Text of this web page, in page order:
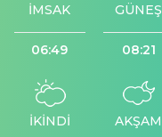
İMSAK
06:49
GÜNEŞ
08:21
İKİNDİ AKŞAM